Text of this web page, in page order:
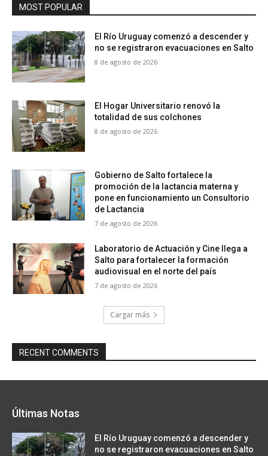
MOST POPULAR
El Río Uruguay comenzó a descender y
no se registraron evacuaciones en Salto
8 de agosto de 2026
El Hogar Universitario renovó la
totalidad de sus colchones
8 de agosto de 2026
Gobierno de Salto fortalece la
promoción de la lactancia materna y
pone en funcionamiento un Consultorio
de Lactancia
7 de agosto de 2026
Laboratorio de Actuación y Cine llega a
Salto para fortalecer la formación
audiovisual en el norte del país
7 de agosto de 2026
Cargar más
RECENT COMMENTS
Últimas Notas
El Río Uruguay comenzó a descender y
no se registraron evacuaciones en Salto